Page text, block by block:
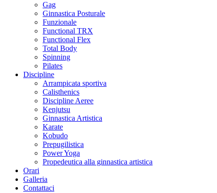
Gag
Ginnastica Posturale
Funzionale
Functional TRX
Functional Flex
Total Body
Spinning
Pilates
Discipline
Arrampicata sportiva
Calisthenics
Discipline Aeree
Kenjutsu
Ginnastica Artistica
Karate
Kobudo
Prepugilistica
Power Yoga
Propedeutica alla ginnastica artistica
Orari
Galleria
Contattaci